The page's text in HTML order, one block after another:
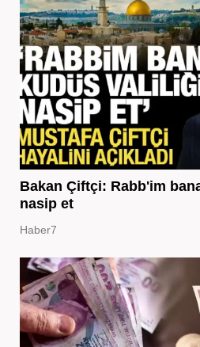
Bakan Çiftçi: Rabb'im
nasip et
Haber7